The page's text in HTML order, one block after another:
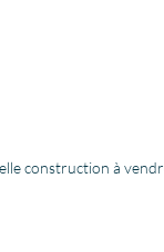
construction à